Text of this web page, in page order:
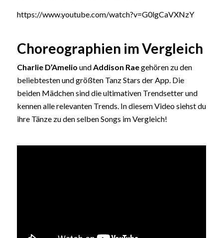
https://www.youtube.com/watch?v=G0lgCaVXNzY
Choreographien im Vergleich
Charlie D’Amelio undAddison Raegehören zu den
beliebtesten und größten Tanz Stars der App. Die
beiden Mädchen sind die ultimativen Trendsetter und
kennen alle relevanten Trends. In diesem Video siehst du
ihre Tänze zu den selben Songs im Vergleich!